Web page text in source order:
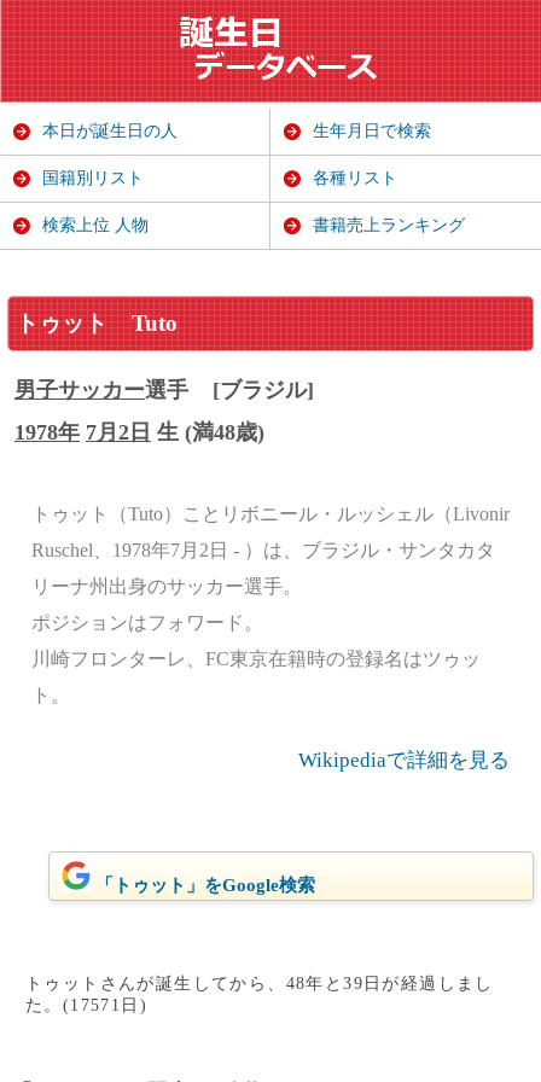
トゥット Tuto
男子サッカー選手
[ブラジル]
1978年 7月2日 生 (満48歳)
トゥット（Tuto）ことリボニール・ルッシェル（Livonir
Ruschel、1978年7月2日 - ）は、ブラジル・サンタカタ
リーナ州出身のサッカー選手。
ポジションはフォワード。
川崎フロンターレ、FC東京在籍時の登録名はツゥッ
ト。
Wikipediaで詳細を見る
「トゥット」をGoogle検索
トゥットさんが誕生してから、48年と39日が経過しまし
た。(17571日)
本日が誕生日の人 生年月日で検索
国籍別リスト 各種リスト
検索上位 人物 書籍売上ランキング